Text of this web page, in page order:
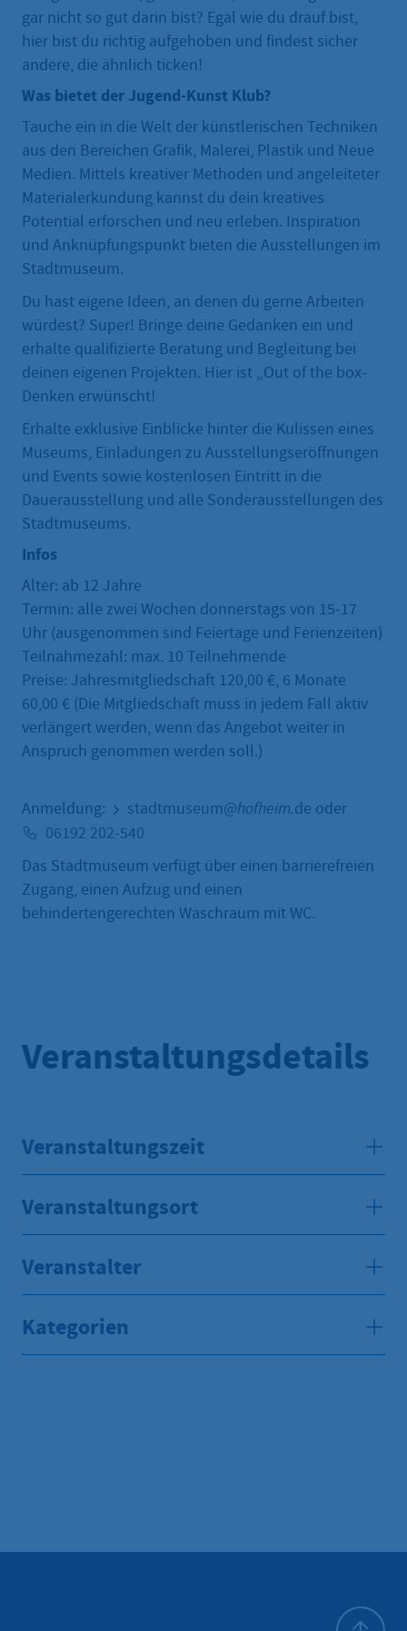
gar nicht so gut darin bist? Egal wie du drauf bist,
hier bist du richtig aufgehoben und findest sicher
andere, die ähnlich ticken!
Was bietet der Jugend-Kunst Klub?
Tauche ein in die Welt der künstlerischen Techniken
aus den Bereichen Grafik, Malerei, Plastik und Neue
Medien. Mittels kreativer Methoden und angeleiteter
Materialerkundung kannst du dein kreatives
Potential erforschen und neu erleben. Inspiration
und Anknüpfungspunkt bieten die Ausstellungen im
Stadtmuseum.
Du hast eigene Ideen, an denen du gerne Arbeiten
würdest? Super! Bringe deine Gedanken ein und
erhalte qualifizierte Beratung und Begleitung bei
deinen eigenen Projekten. Hier ist „Out of the box-
Denken erwünscht!
Erhalte exklusive Einblicke hinter die Kulissen eines
Museums, Einladungen zu Ausstellungseröffnungen
und Events sowie kostenlosen Eintritt in die
Dauerausstellung und alle Sonderausstellungen des
Stadtmuseums.
Infos
Alter: ab 12 Jahre
Termin: alle zwei Wochen donnerstags von 15-17
Uhr (ausgenommen sind Feiertage und Ferienzeiten)
Teilnahmezahl: max. 10 Teilnehmende
Preise: Jahresmitgliedschaft 120,00 €, 6 Monate
60,00 € (Die Mitgliedschaft muss in jedem Fall aktiv
verlängert werden, wenn das Angebot weiter in
Anspruch genommen werden soll.)
Anmeldung: stadtmuseum@hofheim.de oder
06192 202-540
Das Stadtmuseum verfügt über einen barrierefreien
Zugang, einen Aufzug und einen
behindertengerechten Waschraum mit WC.
Veranstaltungsdetails
Veranstaltungszeit
Veranstaltungsort
Veranstalter
Kategorien